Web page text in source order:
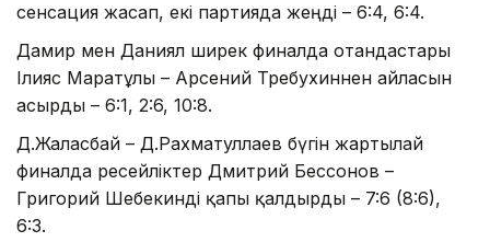
сенсация жасап, екі партияда жеңді – 6:4, 6:4.
Дамир мен Даниял ширек финалда отандастары
Ілияс Маратұлы – Арсений Требухиннен айласын
асырды – 6:1, 2:6, 10:8.
Д.Жалғасбай – Д.Рахматуллаев бүгін жартылай
финалда ресейліктер Дмитрий Бессонов –
Григорий Шебекинді қапы қалдырды – 7:6 (8:6),
6:3.